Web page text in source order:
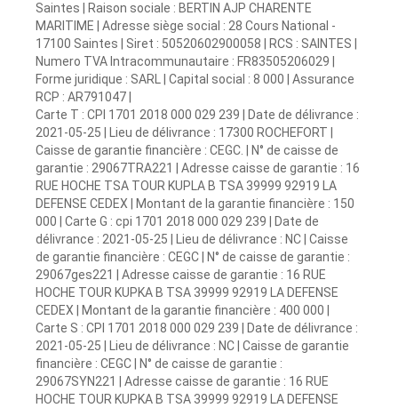
Saintes | Raison sociale : BERTIN AJP CHARENTE
MARITIME | Adresse siège social : 28 Cours National -
17100 Saintes | Siret : 50520602900058 | RCS : SAINTES |
Numero TVA Intracommunautaire : FR83505206029 |
Forme juridique : SARL | Capital social : 8 000 | Assurance
RCP : AR791047 |
Carte T : CPI 1701 2018 000 029 239 | Date de délivrance :
2021-05-25 | Lieu de délivrance : 17300 ROCHEFORT |
Caisse de garantie financière : CEGC. | N° de caisse de
garantie : 29067TRA221 | Adresse caisse de garantie : 16
RUE HOCHE TSA TOUR KUPLA B TSA 39999 92919 LA
DEFENSE CEDEX | Montant de la garantie financière : 150
000 | Carte G : cpi 1701 2018 000 029 239 | Date de
délivrance : 2021-05-25 | Lieu de délivrance : NC | Caisse
de garantie financière : CEGC | N° de caisse de garantie :
29067ges221 | Adresse caisse de garantie : 16 RUE
HOCHE TOUR KUPKA B TSA 39999 92919 LA DEFENSE
CEDEX | Montant de la garantie financière : 400 000 |
Carte S : CPI 1701 2018 000 029 239 | Date de délivrance :
2021-05-25 | Lieu de délivrance : NC | Caisse de garantie
financière : CEGC | N° de caisse de garantie :
29067SYN221 | Adresse caisse de garantie : 16 RUE
HOCHE TOUR KUPKA B TSA 39999 92919 LA DEFENSE